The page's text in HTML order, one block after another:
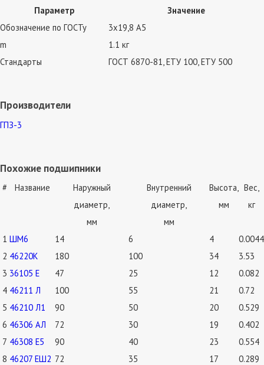
Параметр
Значение
Обозначение по ГОСТу
3х19,8 А5
m
1.1 кг
Стандарты
ГОСТ 6870-81, ЕТУ 100, ЕТУ 500
Производители
ГПЗ-3
Похожие подшипники
# Название
Наружный
диаметр,
мм
Внутренний
диаметр,
мм
Высота,
мм
Вес,
кг
1 ШМ6 14 6 4
0.0044
2 46220К 180 100 34
3.53
3 36105 Е 47 25 12
0.082
4 46211 Л 100 55 21
0.72
5 46210 Л1 90 50 20
0.529
6 46306 АЛ 72 30 19
0.402
7 46308 Е5 90 40 23
0.554
8 46207 ЕШ2 72 35 17
0.289